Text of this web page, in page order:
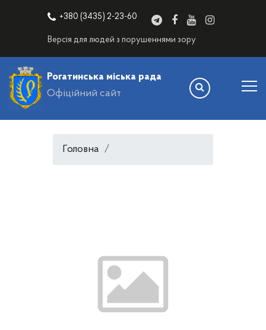
+380 (3435) 2-23-60
Версія для людей з порушеннями зору
Рогатинська міська рада
Офіційний сайт
Головна